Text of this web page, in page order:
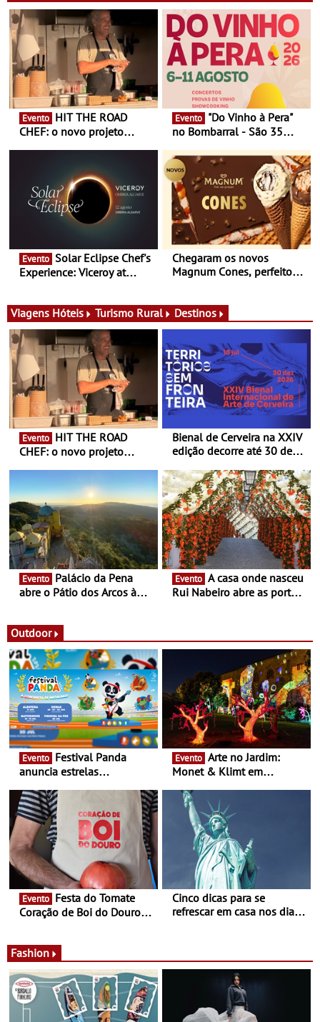
Evento
CHEF: o novo projeto
conceito gastronómico
itinerante que percorre
Portugal
Evento
no Bombarral - São 35
prova e seis dias de
experiências
Evento
Experience: Viceroy at
exclusiva
Chegaram os novos
Magnum Cones, perfeitos
Viagens Hóteis Turismo Rural Destinos
Evento
CHEF: o novo projeto
Queiroz Ribeiro - Um novo
conceito gastronómico
itinerante que percorre
Portugal
Bienal de Cerveira na XXIV
edição decorre até 30 de
enquanto “Territórios sem
Fronteira”
Evento
abre o Pátio dos Arcos à
Evento
Rui Nabeiro abre as portas
16 de agosto
Outdoor
Evento
anuncia estrelas
- Entre Junho e Julho pelo
país
Evento
Monet & Klimt em
ao final de Setembro -
Experiência luminosa no
jardim do Museu de
Alberto Sampaio
Evento
Coração de Boi do Douro -
Cinco dicas para se
refrescar em casa nos dias
Fashion